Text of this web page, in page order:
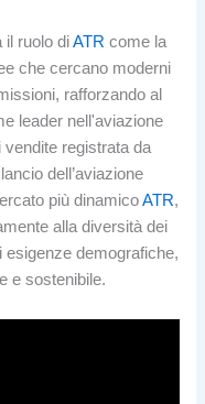
il ruolo diATR come la
che cercano moderni
rafforzando al
leader nell'aviazione
vendite registrata da
dell’aviazione
più dinamicoATR,
alla diversità dei
esigenze demografiche,
e sostenibile.